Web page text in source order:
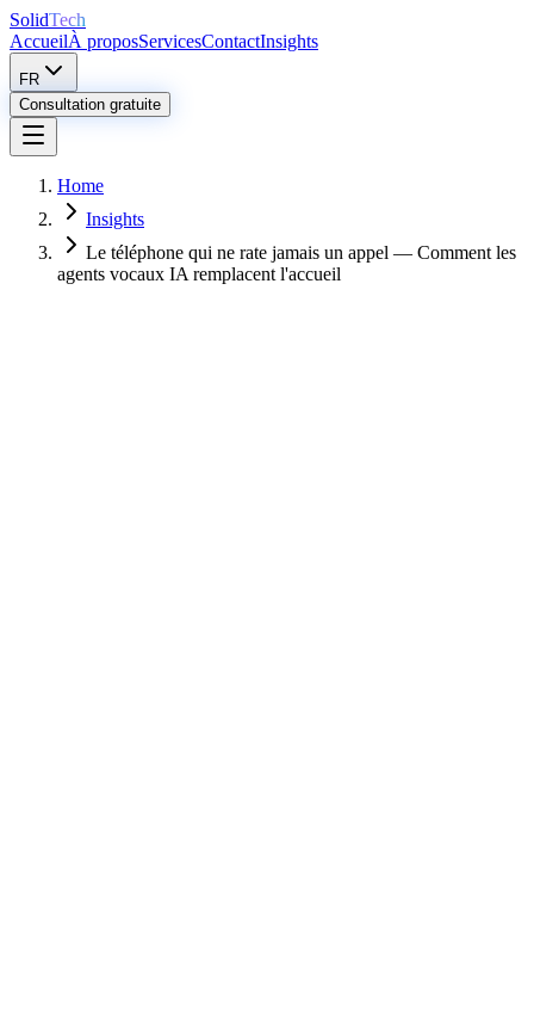
SolidTech
AccueilÀ proposServicesContactInsights
FR
Consultation gratuite
Home
Insights
Le téléphone qui ne rate jamais un appel — Comment les
agents vocaux IA remplacent l'accueil